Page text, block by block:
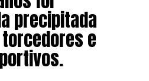
precipitada
e